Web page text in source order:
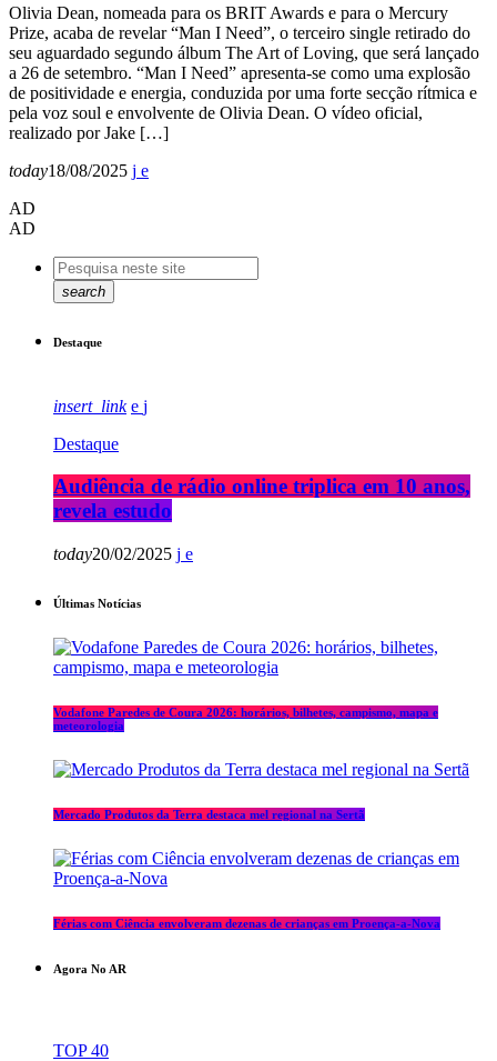
Olivia Dean, nomeada para os BRIT Awards e para o Mercury
Prize, acaba de revelar “Man I Need”, o terceiro single retirado do
seu aguardado segundo álbum The Art of Loving, que será lançado
a 26 de setembro. “Man I Need” apresenta-se como uma explosão
de positividade e energia, conduzida por uma forte secção rítmica e
pela voz soul e envolvente de Olivia Dean. O vídeo oficial,
realizado por Jake […]
today18/08/2025
AD
AD
search
Destaque
insert_link
Destaque
Audiência de rádio online triplica em 10 anos,
revela estudo
today20/02/2025
Últimas Notícias
Vodafone Paredes de Coura 2026: horários, bilhetes, campismo, mapa e
meteorologia
Mercado Produtos da Terra destaca mel regional na Sertã
Férias com Ciência envolveram dezenas de crianças em Proença-a-Nova
Agora No AR
TOP 40